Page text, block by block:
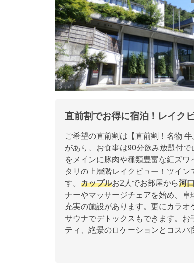
直前割でお得に宿泊！レイク
ご希望の直前割は【直前割！名物
があり、お食事は90分飲み放題付
をメインに豚肉や種類豊富な紅ズワ
タリの上層階レイクビュー！ツイ
す。 カップルお2人でお部屋から河
ナーやマッサージチェアを始め、卓
充実の施設があります。更にカラオ
サウナでデトックスもできます。
ティ、絶景のロケーションとコスパ